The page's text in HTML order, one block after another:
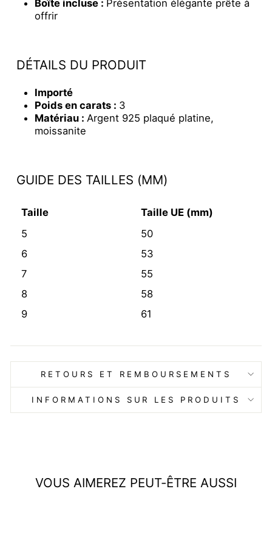
Boîte incluse : Présentation élégante prête à
offrir
DÉTAILS DU PRODUIT
Importé
Poids en carats : 3
Matériau : Argent 925 plaqué platine,
moissanite
GUIDE DES TAILLES (MM)
Taille
Taille UE (mm)
5
50
6
53
7
55
8
58
9
61
RETOURS ET REMBOURSEMENTS
INFORMATIONS SUR LES PRODUITS
VOUS AIMEREZ PEUT-ÊTRE AUSSI